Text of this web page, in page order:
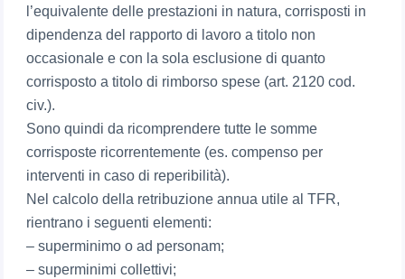
l’equivalente delle prestazioni in natura, corrisposti in
dipendenza del rapporto di lavoro a titolo non
occasionale e con la sola esclusione di quanto
corrisposto a titolo di rimborso spese (art. 2120 cod.
civ.).
Sono quindi da ricomprendere tutte le somme
corrisposte ricorrentemente (es. compenso per
interventi in caso di reperibilità).
Nel calcolo della retribuzione annua utile al TFR,
rientrano i seguenti elementi:
– superminimo o ad personam;
– superminimi collettivi;